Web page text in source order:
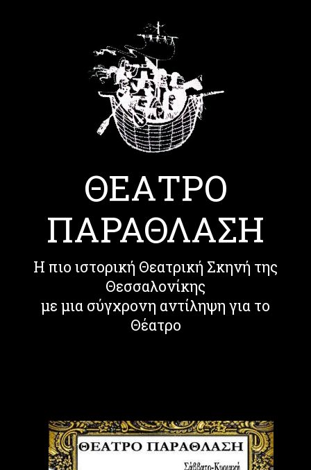
ΘΕΑΤΡΟ
ΠΑΡΑΘΛΑΣΗ
Η πιο ιστορική Θεατρική Σκηνή της
Θεσσαλονίκης
με μια σύγχρονη αντίληψη για το
Θέατρο